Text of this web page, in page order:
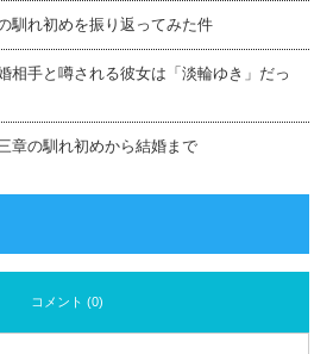
馴れ初めを振り返ってみた件
相手と噂される彼女は「淡輪ゆき」だっ
章の馴れ初めから結婚まで
コメント (0)